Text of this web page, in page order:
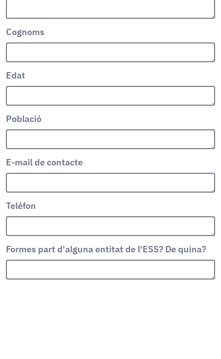
Cognoms
Edat
Població
E-mail de contacte
Teléfon
Formes part d'alguna entitat de l'ESS? De quina?